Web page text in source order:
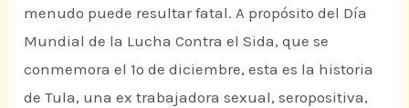
menudo puede resultar fatal. A propósito del Día
Mundial de la Lucha Contra el Sida, que se
conmemora el 1º de diciembre, esta es la historia
de Tula, una ex trabajadora sexual, seropositiva,